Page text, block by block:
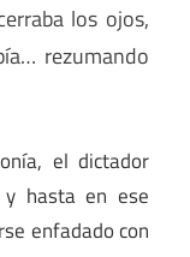
los ojos,
rezumando
el dictador
hasta en ese
enfadado con